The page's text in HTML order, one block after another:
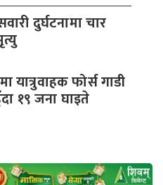
दुर्घटनामा चार
यात्रुवाहक फोर्स गाडी
१९ जना घाइते